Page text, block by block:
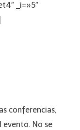
_i=»5″
conferencias,
No se